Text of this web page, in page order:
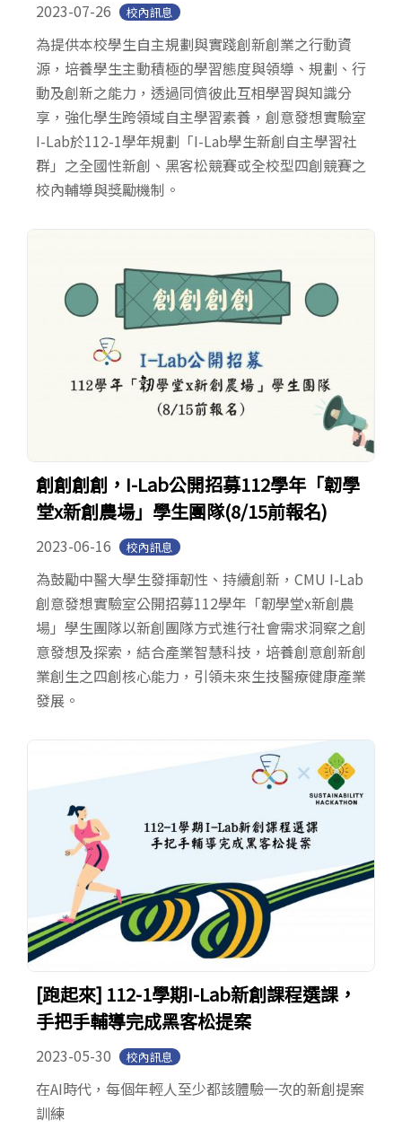
2023-07-26 校內訊息
為提供本校學生自主規劃與實踐創新創業之行動資
源，培養學生主動積極的學習態度與領導、規劃、行
動及創新之能力，透過同儕彼此互相學習與知識分
享，強化學生跨領域自主學習素養，創意發想實驗室
I-Lab於112-1學年規劃「I-Lab學生新創自主學習社
群」之全國性新創、黑客松競賽或全校型四創競賽之
校內輔導與獎勵機制。
創創創創，I-Lab公開招募112學年「韌學
堂x新創農場」學生團隊(8/15前報名)
2023-06-16 校內訊息
為鼓勵中醫大學生發揮韌性、持續創新，CMU I-Lab
創意發想實驗室公開招募112學年「韌學堂x新創農
場」學生團隊以新創團隊方式進行社會需求洞察之創
意發想及探索，結合產業智慧科技，培養創意創新創
業創生之四創核心能力，引領未來生技醫療健康產業
發展。
[跑起來] 112-1學期I-Lab新創課程選課，
手把手輔導完成黑客松提案
2023-05-30 校內訊息
在AI時代，每個年輕人至少都該體驗一次的新創提案
訓練